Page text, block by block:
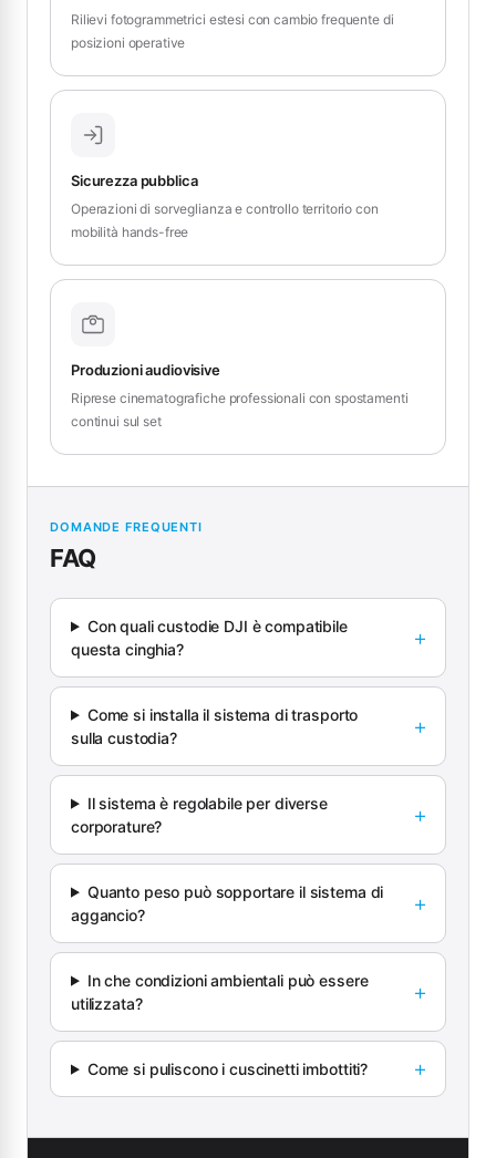
Rilievi fotogrammetrici estesi con cambio frequente di
posizioni operative
Sicurezza pubblica
Operazioni di sorveglianza e controllo territorio con
mobilità hands-free
Produzioni audiovisive
Riprese cinematografiche professionali con spostamenti
continui sul set
DOMANDE FREQUENTI
FAQ
Con quali custodie DJI è compatibile
questa cinghia?
Come si installa il sistema di trasporto
sulla custodia?
Il sistema è regolabile per diverse
corporature?
Quanto peso può sopportare il sistema di
aggancio?
In che condizioni ambientali può essere
utilizzata?
Come si puliscono i cuscinetti imbottiti?